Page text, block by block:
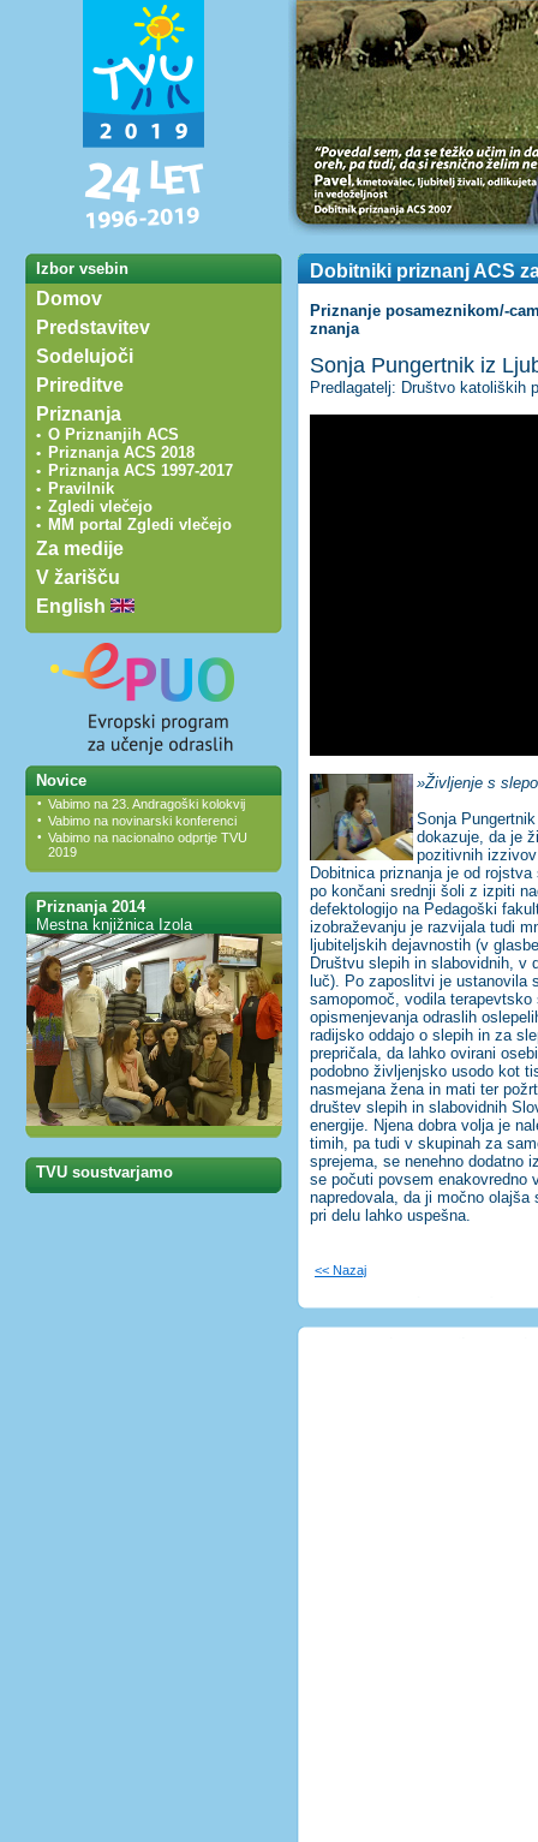
Izbor vsebin
Domov
Predstavitev
Sodelujoči
Prireditve
Priznanja
• O Priznanjih ACS
• Priznanja ACS 2018
• Priznanja ACS 1997-2017
• Pravilnik
• Zgledi vlečejo
• MM portal Zgledi vlečejo
Za medije
V žarišču
English
Novice
• Vabimo na 23. Andragoški kolokvij
• Vabimo na novinarski konferenci
• Vabimo na nacionalno odprtje TVU
2019
Priznanja 2014
Mestna knjižnica Izola
TVU soustvarjamo
Dobitniki priznanj ACS
Priznanje posameznikom/-
znanja
Sonja Pungertnik iz
Predlagatelj: Društvo katoliških
»Življenje s
Sonja
dokazuje, da je
pozitivnih
Dobitnica priznanja je od
po končani srednji šoli z izpiti
defektologijo na Pedagoški
izobraževanju je razvijala tudi
ljubiteljskih dejavnostih (v
Društvu slepih in slabovidnih, v
luč). Po zaposlitvi je ustanovila
samopomoč, vodila
opismenjevanja odraslih
radijsko oddajo o slepih in za
prepričala, da lahko ovirani
podobno življenjsko usodo kot
nasmejana žena in mati ter
društev slepih in slabovidnih
energije. Njena dobra volja je
timih, pa tudi v skupinah za
sprejema, se nenehno dodatno
se počuti povsem enakovredno
napredovala, da ji močno
pri delu lahko uspešna.
<< Nazaj